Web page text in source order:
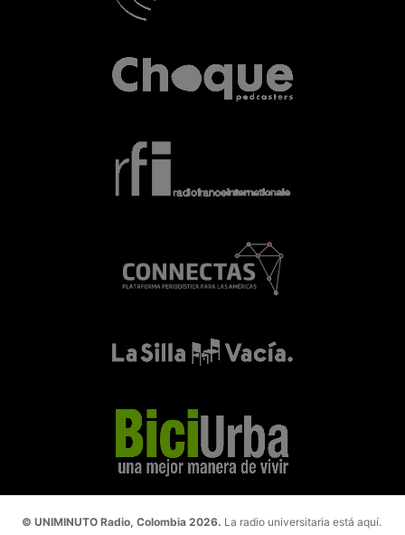
© UNIMINUTO Radio, Colombia 2026. La radio universitaria está aquí.